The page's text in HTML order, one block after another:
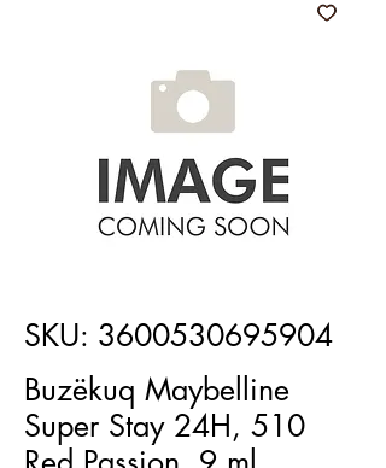
SKU: 3600530695904
Buzëkuq Maybelline
Super Stay 24H, 510